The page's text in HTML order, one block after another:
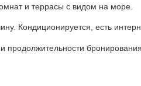
и террасы с видом на море.
Кондиционируется, есть
продолжительности